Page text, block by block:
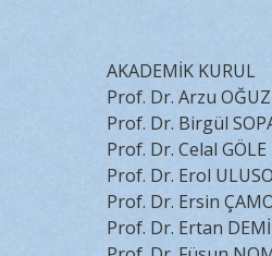
AKADEMİK KURUL
Prof. Dr. Arzu OĞUZ
Prof. Dr. Birgül
Prof. Dr. Celal GÖLE
Prof. Dr. Erol
Prof. Dr. Ersin
Prof. Dr. Ertan